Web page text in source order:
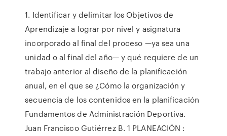
1. Identificar y delimitar los Objetivos de
Aprendizaje a lograr por nivel y asignatura
incorporado al final del proceso —ya sea una
unidad o al final del año— y qué requiere de un
trabajo anterior al diseño de la planificación
anual, en el que se ¿Cómo la organización y
secuencia de los contenidos en la planificación
Fundamentos de Administración Deportiva.
Juan Francisco Gutiérrez B. 1 PLANEACIÓN :